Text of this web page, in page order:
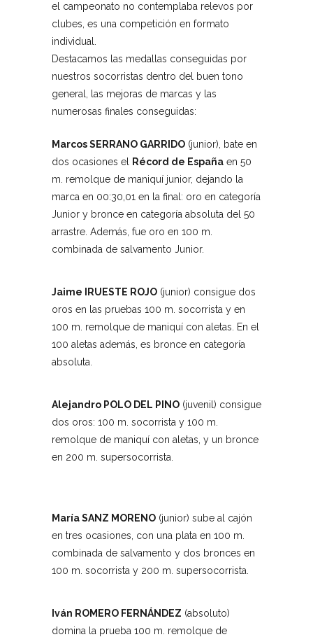
el campeonato no contemplaba relevos por
clubes, es una competición en formato
individual.
Destacamos las medallas conseguidas por
nuestros socorristas dentro del buen tono
general, las mejoras de marcas y las
numerosas finales conseguidas:
MarcosSERRANO GARRIDO (junior), bate en
dos ocasiones el
Récord de España en 50
m. remolque de maniquí junior, dejando la
marca en 00:30,01 en la final: oro en categoría
Junior y bronce en categoría absoluta del 50
arrastre. Además, fue oro en 100 m.
combinada de salvamento Junior.
Jaime IRUESTE ROJO (junior) consigue dos
oros en las pruebas 100 m. socorrista y en
100 m. remolque de maniquí con aletas. En el
100 aletas además, es bronce en categoría
absoluta.
Alejandro POLO DEL PINO (juvenil) consigue
dos oros: 100 m. socorrista y 100 m.
remolque de maniquí con aletas, y un bronce
en 200 m. supersocorrista.
María SANZ MORENO (junior) sube al cajón
en tres ocasiones, con una plata en 100 m.
combinada de salvamento y dos bronces en
100 m. socorrista y 200 m. supersocorrista.
Iván ROMERO FERNÁNDEZ (absoluto)
domina la prueba 100 m. remolque de